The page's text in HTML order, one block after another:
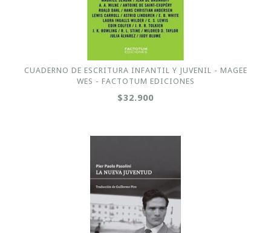
CUADERNO DE ESCRITURA INFANTIL Y JUVENIL - MAGEE
WES - FACTOTUM EDICIONES
$32.900